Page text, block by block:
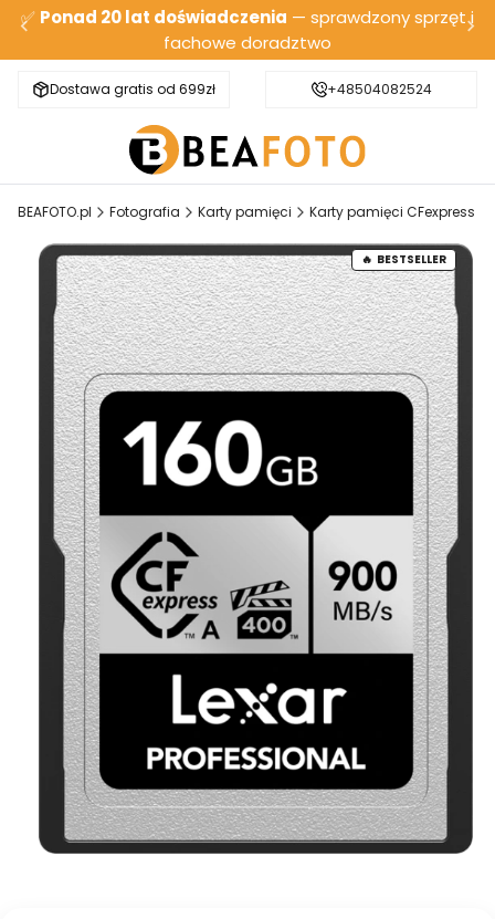
✅ Ponad 20 lat doświadczenia — sprawdzony sprzęt i
fachowe doradztwo
Dostawa gratis od 699zł Bezpieczna wysyłka
+48504082524
BEAFOTO.pl Fotografia Karty pamięci Karty pamięci CFexpress
BESTSELLER